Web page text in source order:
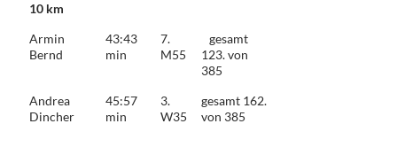
10 km
Armin
Bernd
43:43
min
7.
M55
gesamt
123. von
385
Andrea
Dincher
45:57
min
3.
W35
gesamt 162.
von 385